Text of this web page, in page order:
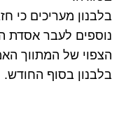
בלבנון מעריכים כי
נוספים לעבר אסדת
הצפוי של המתווך
בלבנון בסוף החודש.